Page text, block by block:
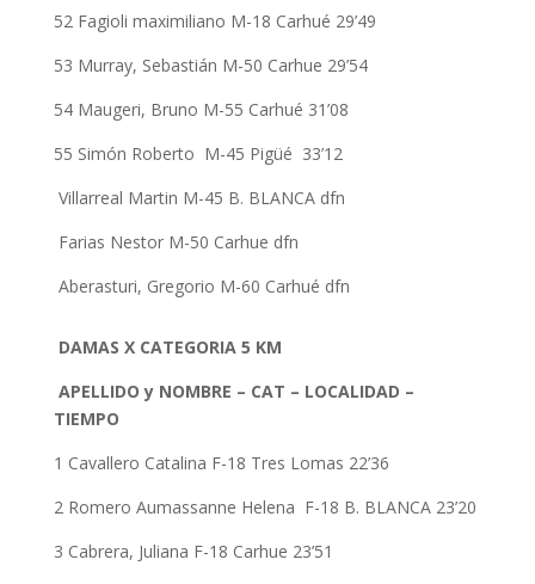
52 Fagioli maximiliano M-18 Carhué 29’49
53 Murray, Sebastián M-50 Carhue 29’54
54 Maugeri, Bruno M-55 Carhué 31’08
55 Simón Roberto M-45 Pigüé 33’12
Villarreal Martin M-45 B. BLANCA dfn
Farias Nestor M-50 Carhue dfn
Aberasturi, Gregorio M-60 Carhué dfn
DAMAS X CATEGORIA 5 KM
APELLIDO y NOMBRE – CAT – LOCALIDAD –
TIEMPO
1 Cavallero Catalina F-18 Tres Lomas 22’36
2 Romero Aumassanne Helena F-18 B. BLANCA 23’20
3 Cabrera, Juliana F-18 Carhue 23’51